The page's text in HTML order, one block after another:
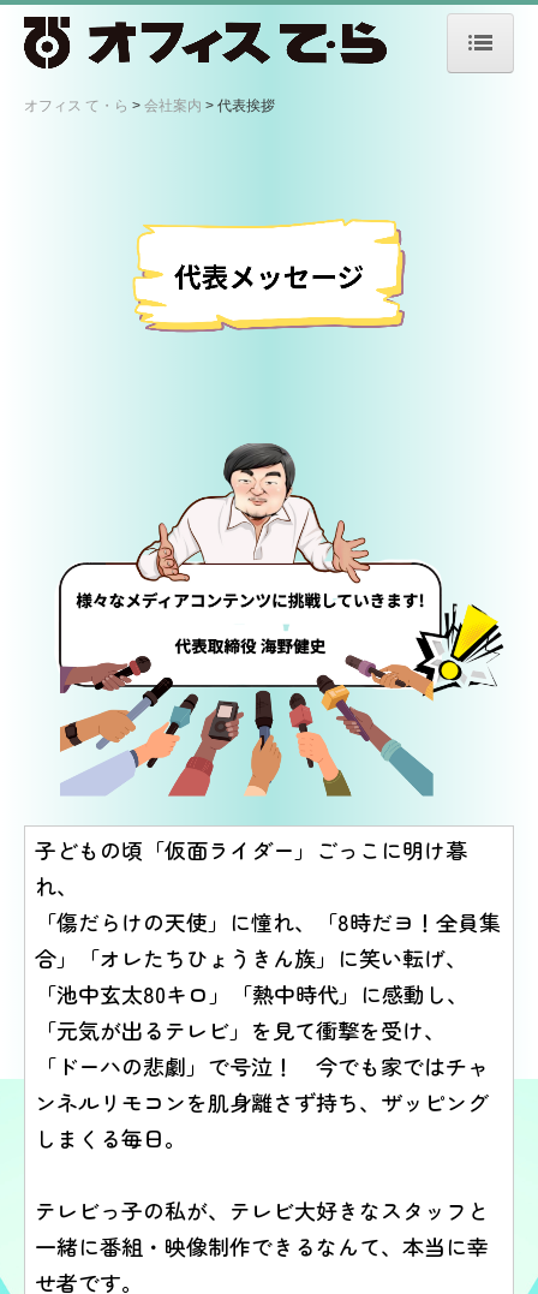
オフィス て・ら
実績紹介
採用情報
募集要項
お知らせ
お問合せ
オフィス て・ら 会社案内 代表挨拶
子どもの頃「仮面ライダー」ごっこに明け暮
れ、
「傷だらけの天使」に憧れ、
「8時だヨ！全員集
合」「オレたちひょうきん族」に笑い転げ、
「池中玄太80キロ」「熱中時代」に感動し、
「元気が出るテレビ」を見て衝撃を受け、
「ドーハの悲劇」で号泣！ 今でも家ではチャ
ンネルリモコンを肌身離さず持ち、ザッピング
しまくる毎日。
テレビっ子の私が、テレビ大好きなスタッフと
一緒に番組・映像制作できるなんて、本当に幸
せ者です。